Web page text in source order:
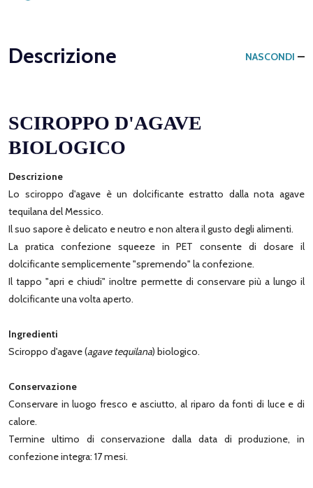
Descrizione NASCONDI
SCIROPPO D'AGAVE
BIOLOGICO
Descrizione
Lo sciroppo d'agave è un dolcificante estratto dalla nota agave
tequilana del Messico.
Il suo sapore è delicato e neutro e non altera il gusto degli alimenti.
La pratica confezione squeeze in PET consente di dosare il
dolcificante semplicemente "spremendo" la confezione.
Il tappo "apri e chiudi" inoltre permette di conservare più a lungo il
dolcificante una volta aperto.
Ingredienti
Sciroppo d'agave (agave tequilana) biologico.
Conservazione
Conservare in luogo fresco e asciutto, al riparo da fonti di luce e di
calore.
Termine ultimo di conservazione dalla data di produzione, in
confezione integra: 17 mesi.